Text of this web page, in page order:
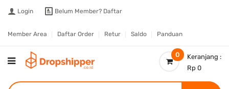
Login Belum Member? Daftar
Member Area Daftar Order Retur Saldo Panduan
0
Keranjang :
Rp 0